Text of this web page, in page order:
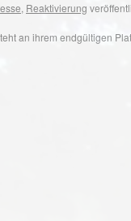
, Reaktivierung
an ihrem endgültigen